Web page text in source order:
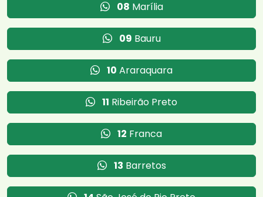
08 Marília
09 Bauru
10 Araraquara
11 Ribeirão Preto
12 Franca
13 Barretos